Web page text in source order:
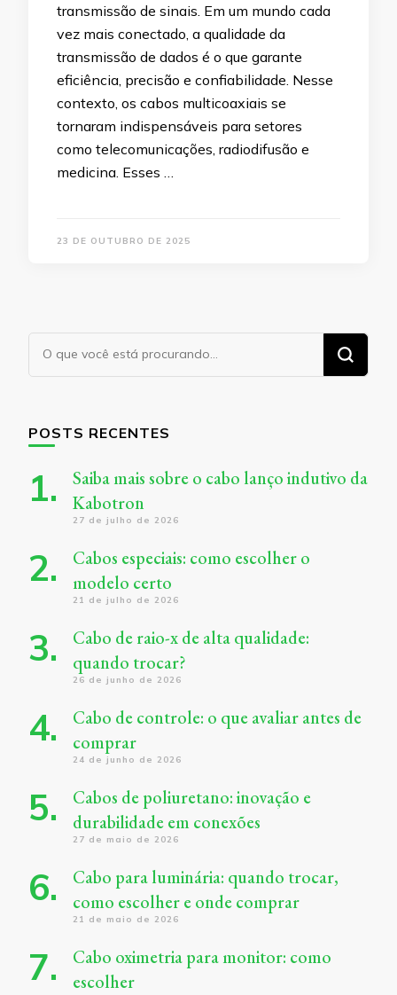
transmissão de sinais. Em um mundo cada
vez mais conectado, a qualidade da
transmissão de dados é o que garante
eficiência, precisão e confiabilidade. Nesse
contexto, os cabos multicoaxiais se
tornaram indispensáveis para setores
como telecomunicações, radiodifusão e
medicina. Esses …
23 DE OUTUBRO DE 2025
POSTS RECENTES
Saiba mais sobre o cabo lanço indutivo da
Kabotron
27 de julho de 2026
Cabos especiais: como escolher o
modelo certo
21 de julho de 2026
Cabo de raio-x de alta qualidade:
quando trocar?
26 de junho de 2026
Cabo de controle: o que avaliar antes de
comprar
24 de junho de 2026
Cabos de poliuretano: inovação e
durabilidade em conexões
27 de maio de 2026
Cabo para luminária: quando trocar,
como escolher e onde comprar
21 de maio de 2026
Cabo oximetria para monitor: como
escolher